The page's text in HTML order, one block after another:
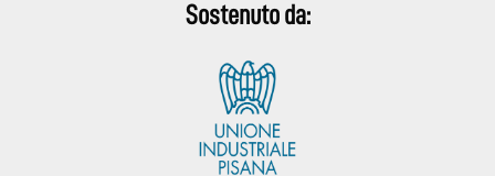
Sostenuto da: